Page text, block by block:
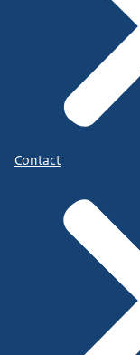
Contact